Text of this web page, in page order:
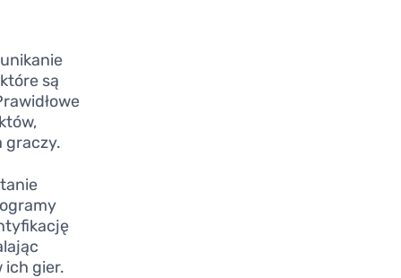
są
graczy.
ich gier.